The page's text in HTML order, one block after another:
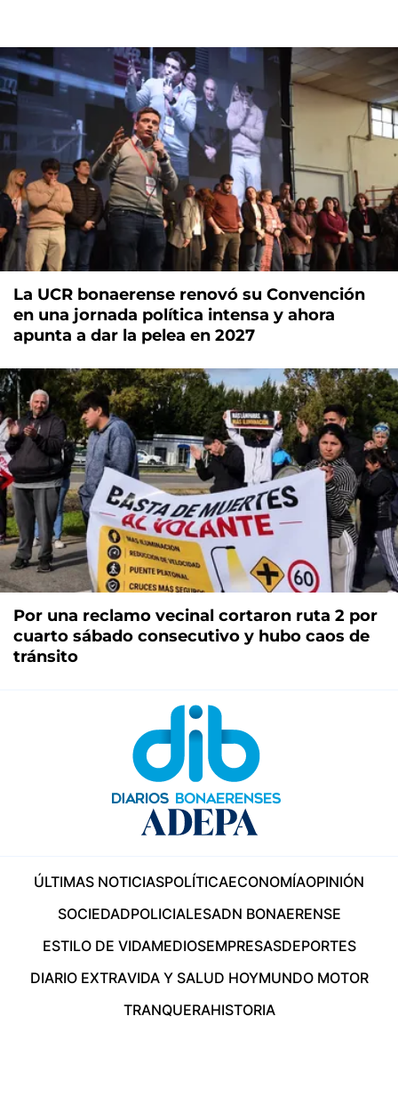
La UCR bonaerense renovó su Convención
en una jornada política intensa y ahora
apunta a dar la pelea en 2027
Por una reclamo vecinal cortaron ruta 2 por
cuarto sábado consecutivo y hubo caos de
tránsito
ÚLTIMAS NOTICIASPOLÍTICAECONOMÍAOPINIÓN
SOCIEDADPOLICIALESADN BONAERENSE
ESTILO DE VIDAMEDIOSEMPRESASDEPORTES
DIARIO EXTRAVIDA Y SALUD HOYMUNDO MOTOR
TRANQUERAHISTORIA